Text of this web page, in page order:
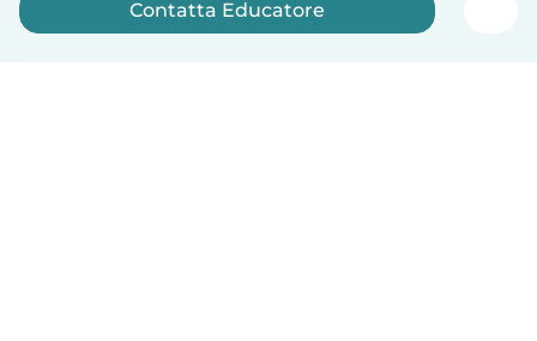
Contatta Educatore